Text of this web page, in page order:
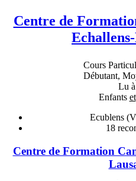
Centre de
Cours
Débutant,
Lu
Enfants et
Ecublens
18
Centre de Formation